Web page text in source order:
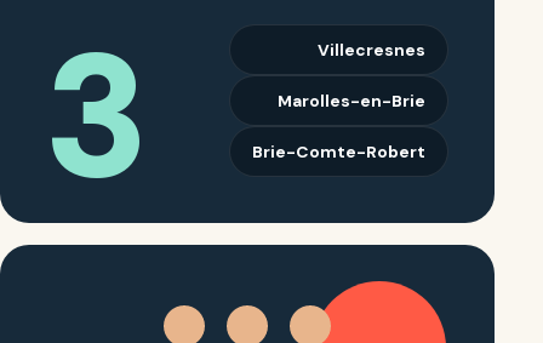
3 Villecresnes
Marolles-en-Brie
Brie-Comte-Robert